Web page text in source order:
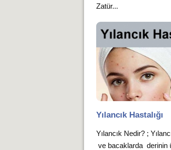
Zatür...
Yılancık Hastalığı
Yılancık Nedir? ;
ve bacaklarda derinin